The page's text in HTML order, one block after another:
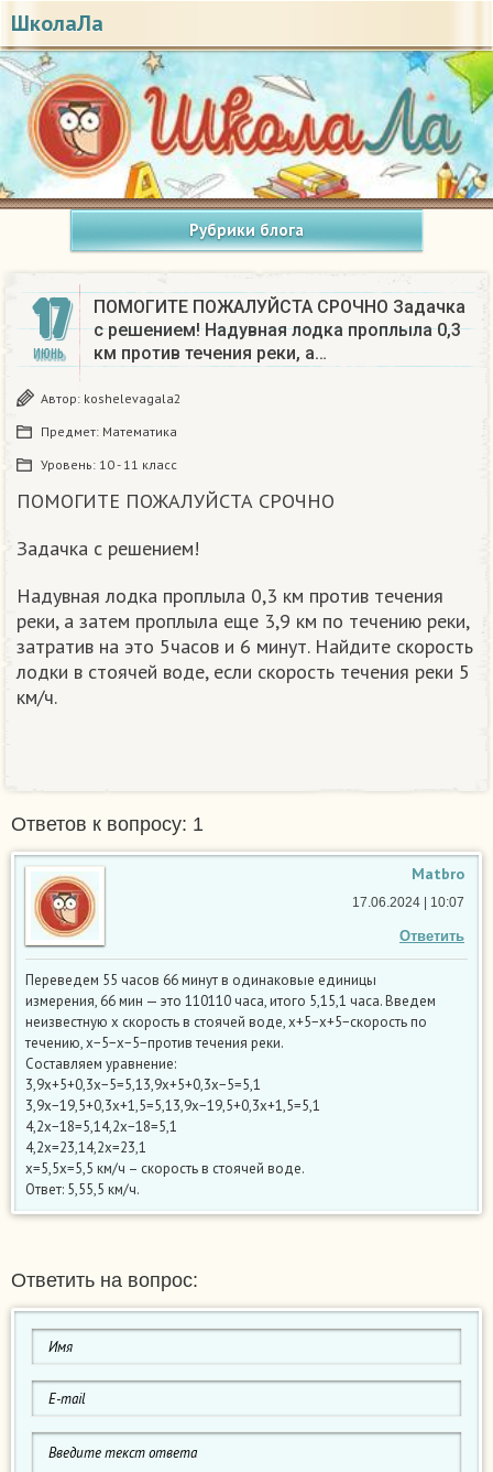
ШколаЛа
Рубрики блога
17
ИЮНЬ
ПОМОГИТЕ ПОЖАЛУЙСТА СРОЧНО Задачка
с решением! Надувная лодка проплыла 0,3
км против течения реки, а…
Автор: koshelevagala2
Предмет: Математика
Уровень: 10 - 11 класс
ПОМОГИТЕ ПОЖАЛУЙСТА СРОЧНО
Задачка с решением!
Надувная лодка проплыла 0,3 км против течения
реки, а затем проплыла еще 3,9 км по течению реки,
затратив на это 5часов и 6 минут. Найдите скорость
лодки в стоячей воде, если скорость течения реки 5
км/ч.
Ответов к вопросу: 1
Matbro
Ответить
17.06.2024 | 10:07
Переведем 55 часов 66 минут в одинаковые единицы
измерения, 66 мин — это 110110 часа, итого 5,15,1 часа. Введем
неизвестную х скорость в стоячей воде, x+5−x+5−скорость по
течению, x−5−x−5−против течения реки.
Составляем уравнение:
3,9x+5+0,3x−5=5,13,9x+5+0,3x−5=5,1
3,9x−19,5+0,3x+1,5=5,13,9x−19,5+0,3x+1,5=5,1
4,2x−18=5,14,2x−18=5,1
4,2x=23,14,2x=23,1
x=5,5x=5,5 км/ч – скорость в стоячей воде.
Ответ: 5,55,5 км/ч.
Ответить на вопрос: